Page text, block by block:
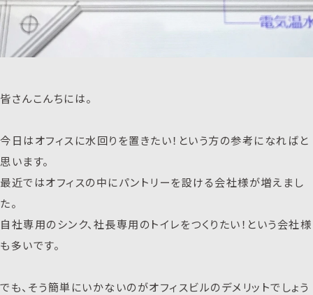
皆さんこんちには。
今日はオフィスに水回りを置きたい！という方の参考になればと
思います。
最近ではオフィスの中にパントリーを設ける会社様が増えまし
た。
自社専用のシンク、社長専用のトイレをつくりたい！という会社様
も多いです。
でも、そう簡単にいかないのがオフィスビルのデメリットでしょう